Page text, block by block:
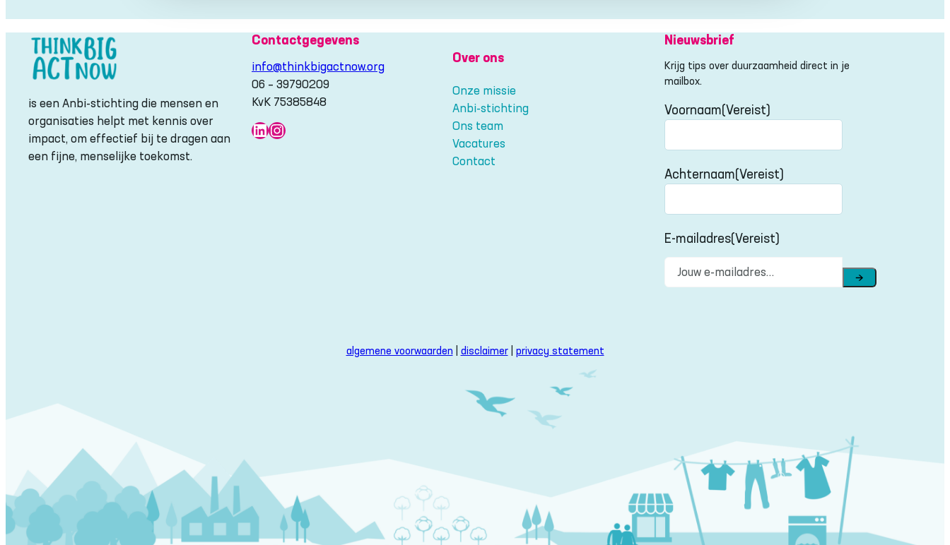
is een Anbi-stichting die mensen en
organisaties helpt met kennis over
impact, om effectief bij te dragen aan
een fijne, menselijke toekomst.
Contactgegevens
info@thinkbigactnow.org
06 – 39790209
KvK 75385848
LinkedIn
Instagram
Over ons
Onze missie
Anbi-stichting
Ons team
Vacatures
Contact
Nieuwsbrief
Krijg tips over duurzaamheid direct in je
mailbox.
Voornaam(Vereist)
Achternaam(Vereist)
E-mailadres(Vereist)
→
algemene voorwaarden disclaimer| privacy statement